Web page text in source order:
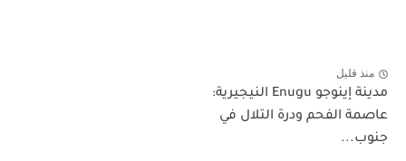
منذ قليل
مدينة إينوجو Enugu النيجيرية:
عاصمة الفحم ودرة التلال في
جنوب...